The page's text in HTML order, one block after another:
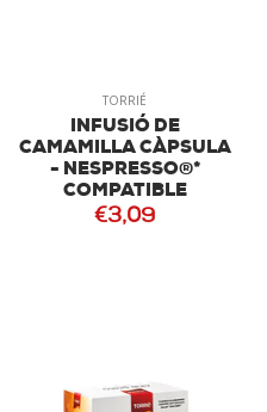
TORRIÉ
INFUSIÓ DE
CAMAMILLA CÀPSULA
- NESPRESSO®*
COMPATIBLE
€3,09